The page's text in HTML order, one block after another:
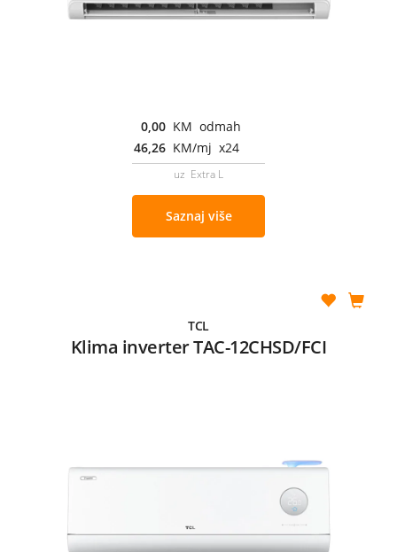
0,00 KM odmah
46,26 KM/mj x24
uz Extra L
Saznaj više
TCL
Klima inverter TAC-12CHSD/FCI